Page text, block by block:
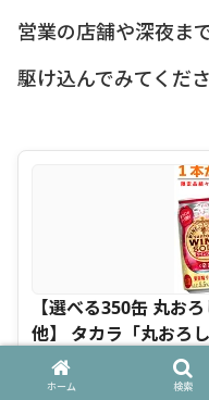
営業の店舗や深夜ま
駆け込んでみてくださ
【選べる350缶 丸お
他】 タカラ「丸おろ
ンカフェ」 他
ホーム 検索